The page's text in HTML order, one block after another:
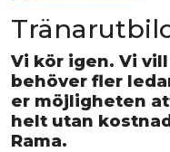
Vi kör igen. Vi
behöver fler
er möjligheten
helt utan
Rama.